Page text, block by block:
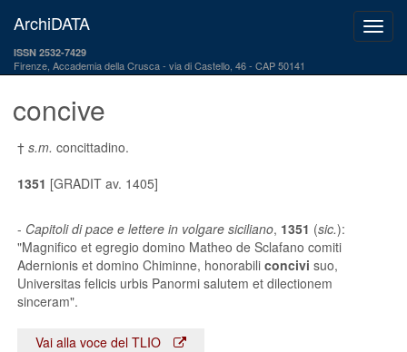
ArchiDATA
ISSN 2532-7429
Firenze, Accademia della Crusca via di Castello, 46 - CAP 50141
concive
† s.m. concittadino.
1351 [GRADIT av. 1405]
- Capitoli di pace e lettere in volgare siciliano, 1351 (sic.):
"Magnifico et egregio domino Matheo de Sclafano comiti
Adernionis et domino Chiminne, honorabili concivi suo,
Universitas felicis urbis Panormi salutem et dilectionem
sinceram".
Vai alla voce del TLIO